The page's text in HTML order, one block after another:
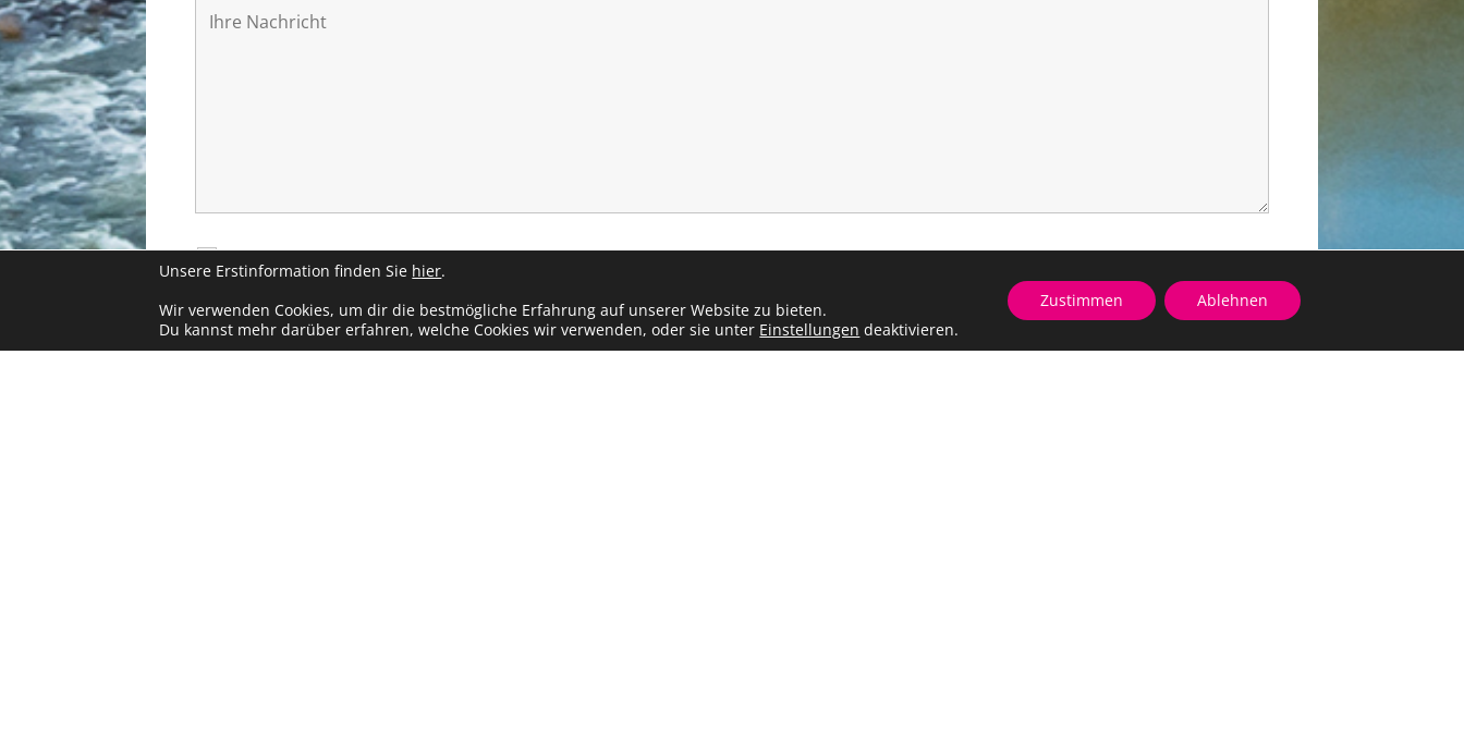
Datenschutzerklärung*
Ich akzeptiere die Hinweise zur Verarbeitung Ihrer Angaben und Widerspruchsrechte:
Unsere Erstinformation finden Sie hier.
Wir verwenden Cookies, um dir die bestmögliche Erfahrung auf unserer Website zu bieten.
Du kannst mehr darüber erfahren, welche Cookies wir verwenden, oder sie unter Einstellungen deaktivieren.
Zustimmen Ablehnen